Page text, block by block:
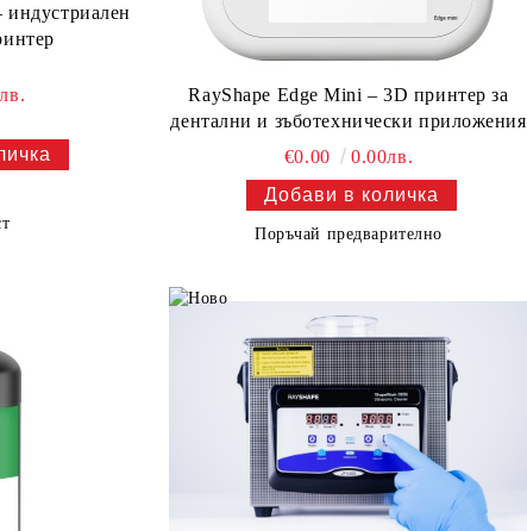
RayShape Edge Mini – 3D принтер за
дентални и зъботехнически приложения
€0.00
0.00лв.
Поръчай предварително